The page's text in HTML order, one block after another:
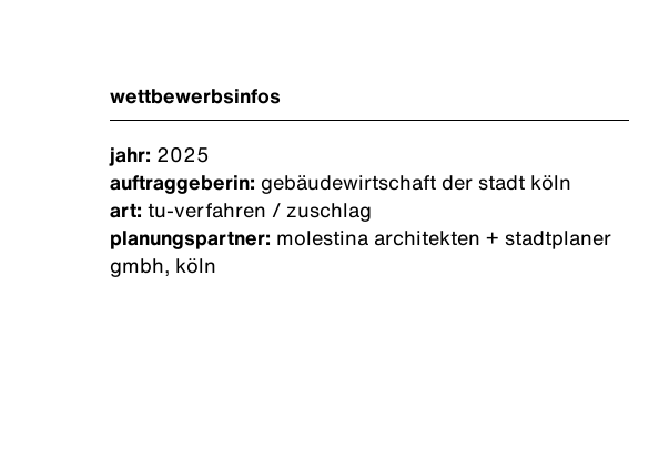
wettbewerbsinfos
jahr: 2025
auftraggeberin: gebäudewirtschaft der stadt köln
art: tu-verfahren / zuschlag
planungspartner: molestina architekten + stadtplaner
gmbh, köln